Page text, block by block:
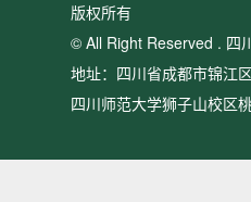
版权所有
© All Right Reserved . 四
地址：四川省成都市锦江
四川师范大学狮子山校区